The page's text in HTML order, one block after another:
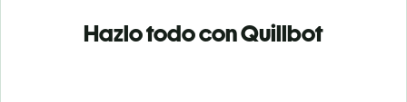
Hazlo todo con Quillbot